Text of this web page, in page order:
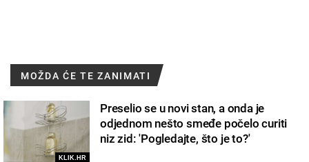
MOŽDA ĆE TE ZANIMATI
KLIK.HR
Preselio se u novi stan, a onda je
odjednom nešto smeđe počelo curiti
niz zid: 'Pogledajte, što je to?'